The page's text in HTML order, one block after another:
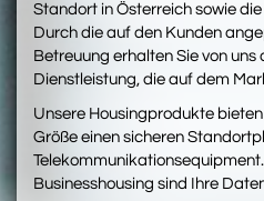
Standort in Österreich sowie
Durch die auf den Kunden
Betreuung erhalten Sie von
Dienstleistung, die auf dem
Unsere Housingprodukte
Größe einen sicheren
Businesshousing sind Ihre